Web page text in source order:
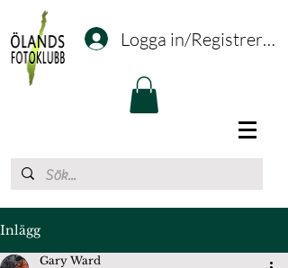
Logga in/Registrering
Inlägg
Gary Ward